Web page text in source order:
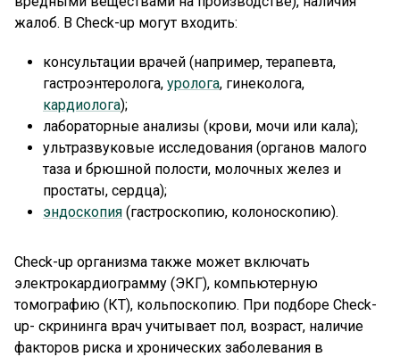
жалоб. В Check-up могут входить:
консультации врачей (например, терапевта,
гастроэнтеролога, уролога, гинеколога,
кардиолога);
лабораторные анализы (крови, мочи или кала);
ультразвуковые исследования (органов малого
таза и брюшной полости, молочных желез и
простаты, сердца);
эндоскопия (гастроскопию, колоноскопию).
Check-up организма также может включать
электрокардиограмму (ЭКГ), компьютерную
томографию (КТ), кольпоскопию. При подборе Check-
up- скрининга врач учитывает пол, возраст, наличие
факторов риска и хронических заболевания в